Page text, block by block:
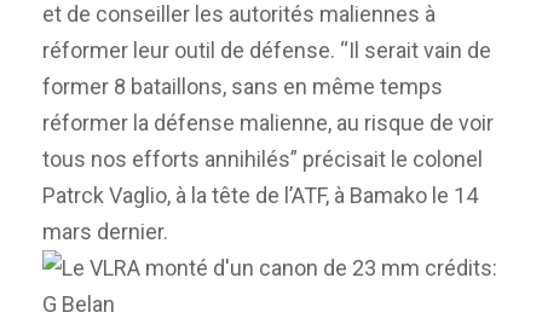
et de conseiller les autorités maliennes à
réformer leur outil de défense. “Il serait vain de
former 8 bataillons, sans en même temps
réformer la défense malienne, au risque de voir
tous nos efforts annihilés” précisait le colonel
Patrck Vaglio, à la tête de l’ATF, à Bamako le 14
mars dernier.